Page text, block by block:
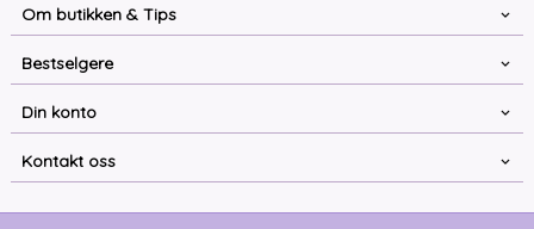
Om butikken & Tips
Bestselgere
Din konto
Kontakt oss